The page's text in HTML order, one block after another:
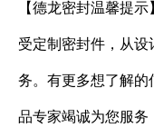
【德龙密封温馨提
受定制密封件，从
务。有更多想了解
品专家竭诚为您服务